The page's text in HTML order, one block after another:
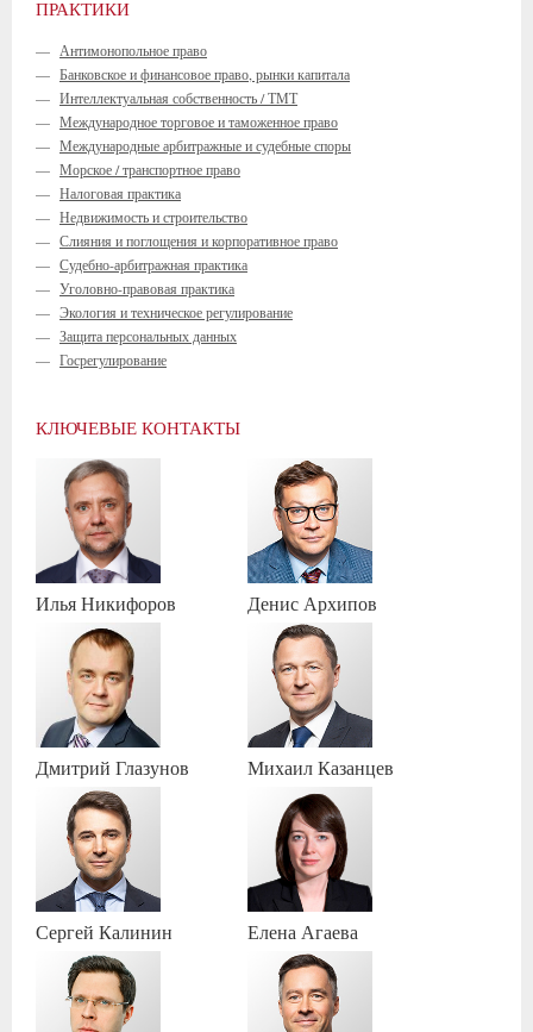
ПРАКТИКИ
— Антимонопольное право
— Банковское и финансовое право, рынки капитала
— Интеллектуальная собственность / ТМТ
— Международное торговое и таможенное право
— Международные арбитражные и судебные споры
— Морское / транспортное право
— Налоговая практика
— Недвижимость и строительство
— Слияния и поглощения и корпоративное право
— Судебно-арбитражная практика
— Уголовно-правовая практика
— Экология и техническое регулирование
— Защита персональных данных
— Госрегулирование
КЛЮЧЕВЫЕ КОНТАКТЫ
ИльяНикифоров Денис Архипов
Дмитрий Глазунов МихаилКазанцев
Сергей Калинин Елена Агаева